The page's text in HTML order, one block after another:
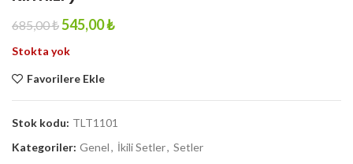
685,00₺ Original
was:
685,00 ₺.
545,00₺Current
Stokta yok
Favorilere Ekle
Stok kodu: TLT1101
Kategoriler: Genel, İkili Setler, Setler